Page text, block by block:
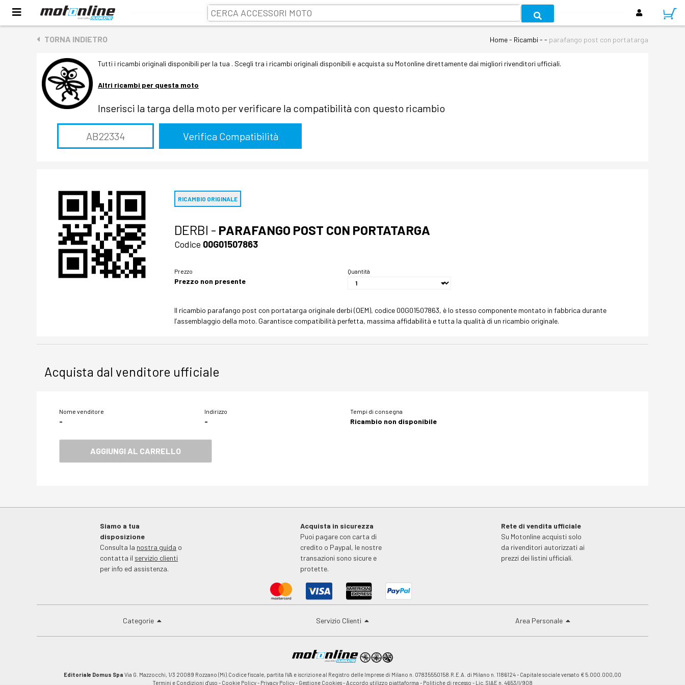
TORNA INDIETRO Home - Ricambi - - parafango post con portatarga
Tutti i ricambi originali disponibili per la tua . Scegli tra i ricambi originali disponibili e acquista su Motonline direttamente dai migliori rivenditori ufficiali.
Altri ricambi per questa moto
Inserisci la targa della moto per verificare la compatibilità con questo ricambio
RICAMBIO ORIGINALE
DERBI - PARAFANGO POST CON PORTATARGA
Codice 00G01507863
Prezzo
Prezzo non presente
Quantità
Il ricambio parafango post con portatarga originale derbi (OEM), codice 00G01507863, è lo stesso componente montato in fabbrica durante
l’assemblaggio della moto. Garantisce compatibilità perfetta, massima affidabilità e tutta la qualità di un ricambio originale.
Acquista dal venditore ufficiale
Nome venditore
-
Indirizzo
-
Tempi di consegna
Ricambio non disponibile
AGGIUNGI AL CARRELLO
Siamo a tua
disposizione
Consulta la nostra guida o
contatta il servizio clienti
per info ed assistenza.
Acquista in sicurezza
Puoi pagare con carta di
credito o Paypal, le nostre
transazioni sono sicure e
protette.
Rete di vendita ufficiale
Su Motonline acquisti solo
da rivenditori autorizzati ai
prezzi dei listini ufficiali.
Categorie Servizio Clienti Area Personale
Editoriale Domus Spa Via G. Mazzocchi, 1/3 20089 Rozzano (Mi).Codice fiscale, partita IVA e iscrizione al Registro delle Imprese di Milano n. 07835550158.R.E.A. di Milano n. 1186124 - Capitale sociale versato € 5.000.000,00
Termini e Condizioni d'uso - Cookie Policy- Privacy Policy- Gestione Cookies-Accordo utilizzo piattaforma - Politiche di recesso - Lic. SIAE n. 4653/I/908